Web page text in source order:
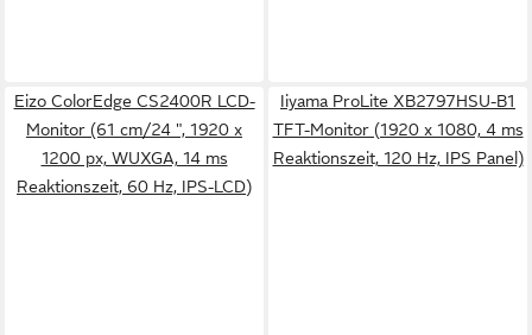
Eizo ColorEdge CS2400R LCD-
Monitor (61 cm/24 ", 1920 x
1200 px, WUXGA, 14 ms
Reaktionszeit, 60 Hz, IPS-LCD)
Iiyama ProLite XB2797HSU-B1
TFT-Monitor (1920 x 1080, 4 ms
Reaktionszeit, 120 Hz, IPS Panel)